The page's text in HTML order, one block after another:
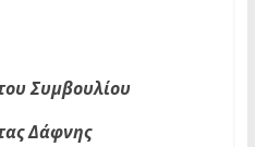
Συμβουλίου
Δάφνης